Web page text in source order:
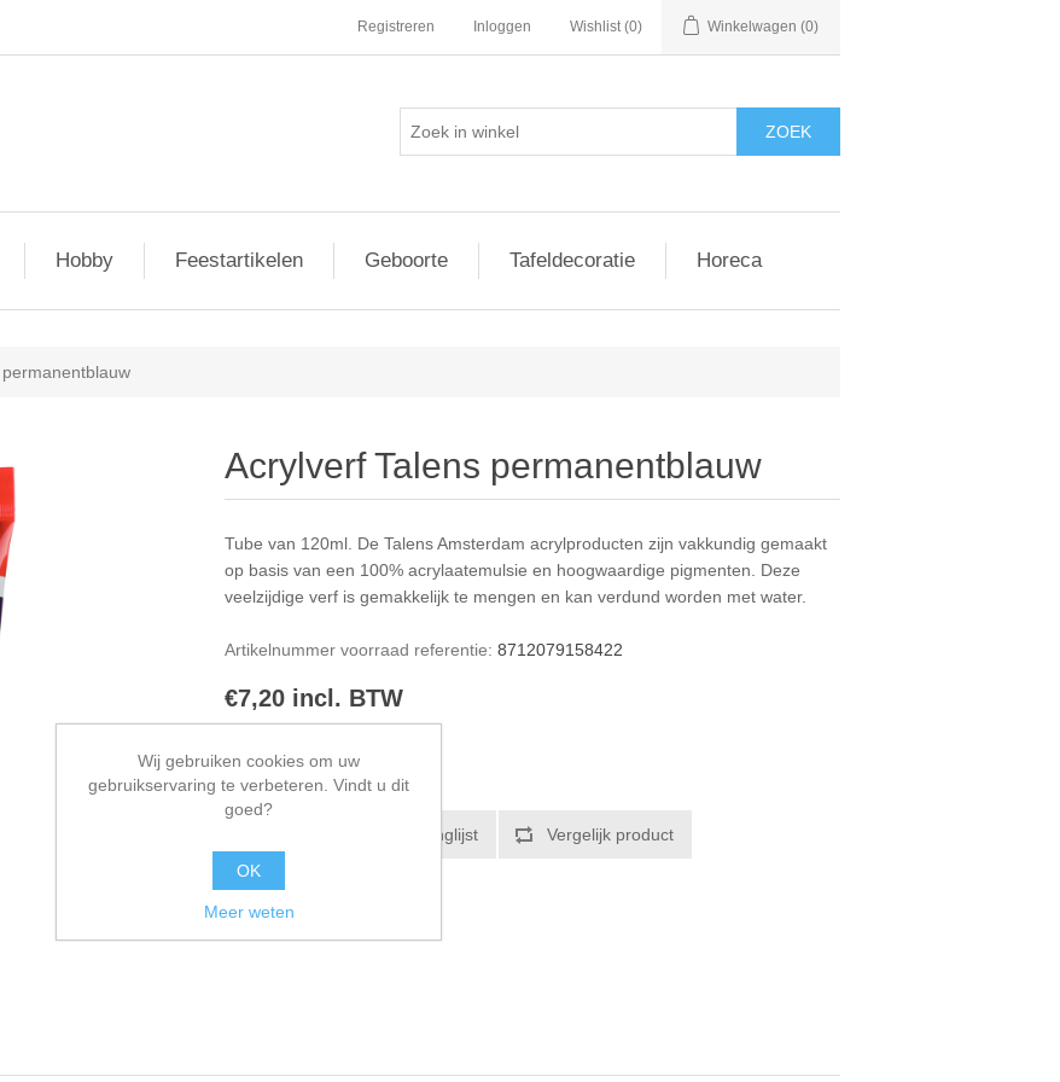
Registreren Inloggen Wishlist (0) Winkelwagen (0)
Hobby Feestartikelen Geboorte Tafeldecoratie Horeca
Acrylverf Talens permanentblauw
Tube van 120ml. De Talens Amsterdam acrylproducten zijn vakkundig gemaakt
op basis van een 100% acrylaatemulsie en hoogwaardige pigmenten. Deze
veelzijdige verf is gemakkelijk te mengen en kan verdund worden met water.
Artikelnummer voorraad referentie: 8712079158422
€7,20 incl. BTW
Wij gebruiken cookies om uw
gebruikservaring te verbeteren. Vindt u dit
goed?
OK
Meer weten